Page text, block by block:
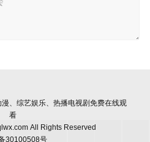
、综艺娱乐、热播电视剧免费在线观
看
All Rights Reserved
30100508号